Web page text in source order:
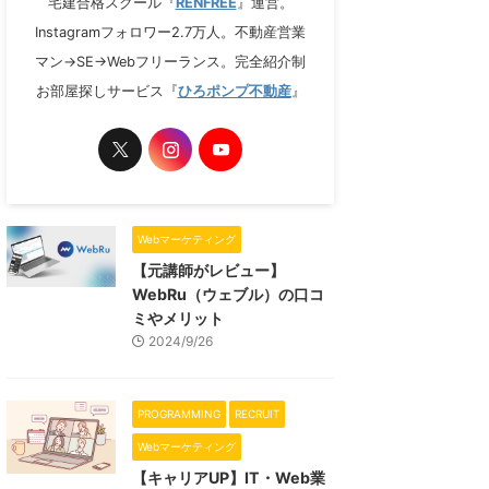
Instagramフォロワー2.7万人。不動産営業
マン→SE→Webフリーランス。完全紹介制
お部屋探しサービス『ひろポンプ不動産』
Webマーケティング
【元講師がレビュー】
WebRu（ウェブル）の口コ
ミやメリット
2024/9/26
PROGRAMMING RECRUIT
Webマーケティング
【キャリアUP】IT・Web業